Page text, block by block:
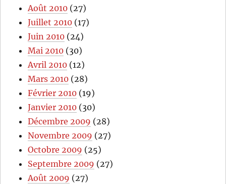
Août 2010 (27)
Juillet 2010 (17)
Juin 2010 (24)
Mai 2010 (30)
Avril 2010 (12)
Mars 2010 (28)
Février 2010 (19)
Janvier 2010 (30)
Décembre 2009 (28)
Novembre 2009 (27)
Octobre 2009 (25)
Septembre 2009 (27)
Août 2009 (27)